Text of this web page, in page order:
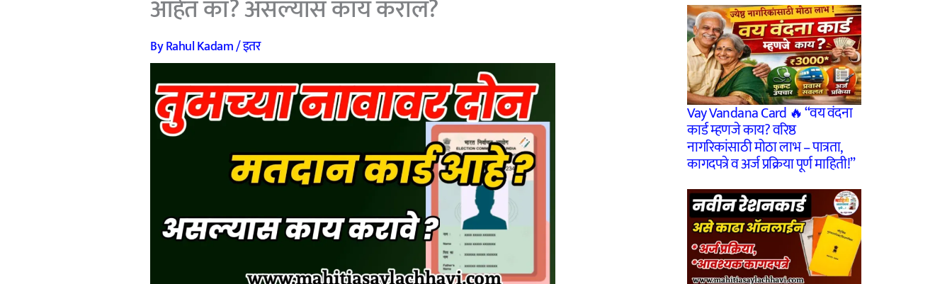
आहेत का? असल्यास काय कराल?
ByRahul Kadam/इतर
Vay Vandana Card 🔥 “वय वंदना
कार्ड म्हणजे काय? वरिष्ठ
नागरिकांसाठी मोठा लाभ – पात्रता,
कागदपत्रे व अर्ज प्रक्रिया पूर्ण माहिती!”